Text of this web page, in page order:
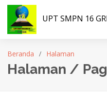
UPT SMPN 16
Beranda Halaman
Halaman /